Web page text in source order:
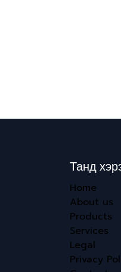
Танд
Home
About us
Products
Services
Legal
Privacy